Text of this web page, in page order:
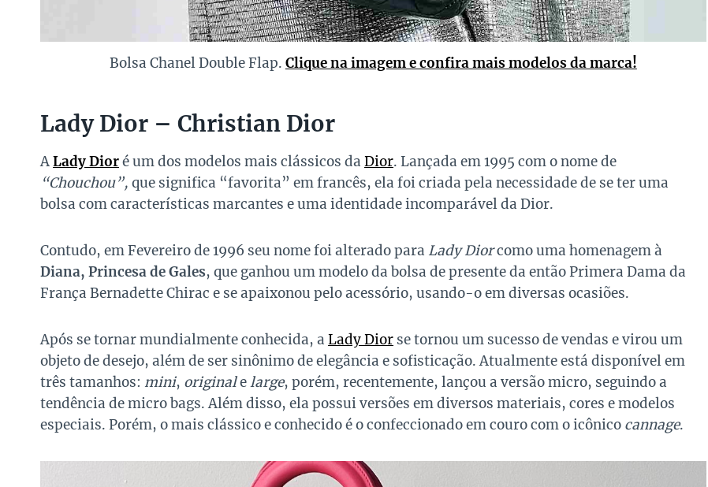
Bolsa Chanel Double Flap. Clique na imagem e confira mais modelos da marca!
Lady Dior – Christian Dior
ALady Dioré um dos modelos mais clássicos da Dior. Lançada em 1995 com o nome de
“Chouchou”, que significa “favorita” em francês, ela foi criada pela necessidade de se ter uma
bolsa com características marcantes e uma identidade incomparável da Dior.
Contudo, em Fevereiro de 1996 seu nome foi alterado para Lady Diorcomo uma homenagem à
Diana, Princesa de Gales, que ganhou um modelo da bolsa de presente da então Primera Dama da
França Bernadette Chirac e se apaixonou pelo acessório, usando-o em diversas ocasiões.
Após se tornar mundialmente conhecida, a Lady Dior se tornou um sucesso de vendas e virou um
objeto de desejo, além de ser sinônimo de elegância e sofisticação. Atualmente está disponível em
três tamanhos: mini, originalelarge, porém, recentemente, lançou a versão micro, seguindo a
tendência de micro bags. Além disso, ela possui versões em diversos materiais, cores e modelos
especiais. Porém, o mais clássico e conhecido é o confeccionado em couro com o icônico cannage.